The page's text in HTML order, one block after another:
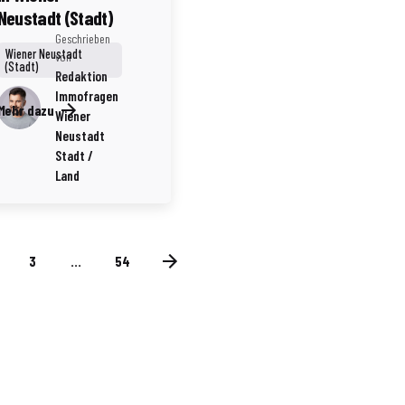
Geschrieben
von
Redaktion
Immofragen
Wiener
Neustadt
Stadt /
Land
(Stadt)
Wiener Neustadt
(Stadt)
dazu
3 54